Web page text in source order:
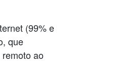
(99% e
que
ao